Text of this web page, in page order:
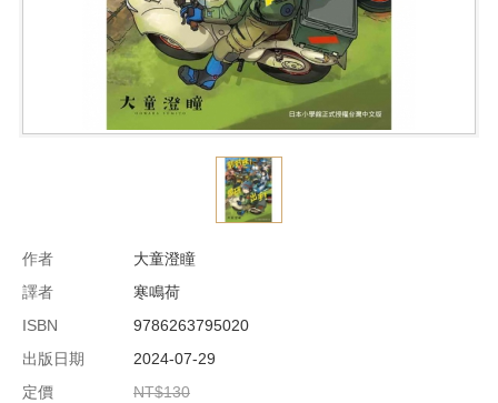
作者
大童澄瞳
譯者
寒鳴荷
ISBN
9786263795020
出版日期
2024-07-29
定價
NT$130